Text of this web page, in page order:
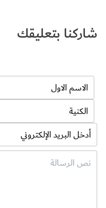
متجرنا على
على كل ما يطلبه
متطورة في
تسوق فريدة من
بطاقات التميز في
حاملي بطاقات
الاستمتاع
شاركنا بتعليقك